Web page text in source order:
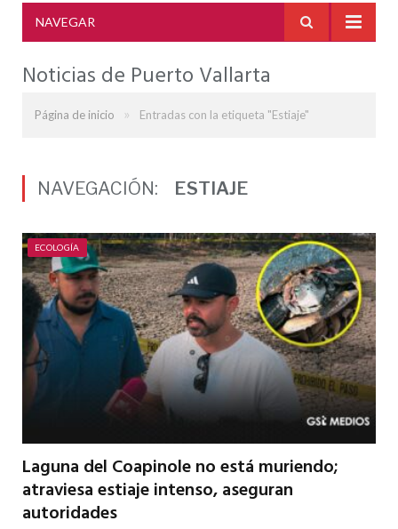
NAVEGAR
Noticias de Puerto Vallarta
Página de inicio » Entradas con la etiqueta "Estiaje"
NAVEGACIÓN: ESTIAJE
ECOLOGÍA
Laguna del Coapinole no está muriendo;
atraviesa estiaje intenso, aseguran
autoridades